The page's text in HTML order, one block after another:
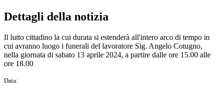
Dettagli della notizia
Il lutto cittadino la cui durata si estenderà all'intero arco di tempo in
cui avranno luogo i funerali del lavoratore Sig. Angelo Cotugno,
nella giornata di sabato 13 aprile 2024, a partire dalle ore 15.00 alle
ore 18.00
Data: